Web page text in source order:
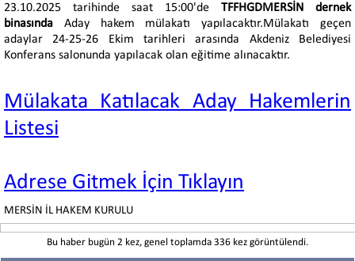
23.10.2025 tarihinde saat 15:00'de TFFHGDMERSİN dernek
binasında Aday hakem mülakatı yapılacaktır.Mülakatı geçen
adaylar 24-25-26 Ekim tarihleri arasında Akdeniz Belediyesi
Konferans salonunda yapılacak olan eğitime alınacaktır.
Mülakata Katılacak Aday Hakemlerin
Listesi
Adrese Gitmek İçin Tıklayın
MERSİN İL HAKEM KURULU
Bu haber bugün 2 kez, genel toplamda 336 kez görüntülendi.